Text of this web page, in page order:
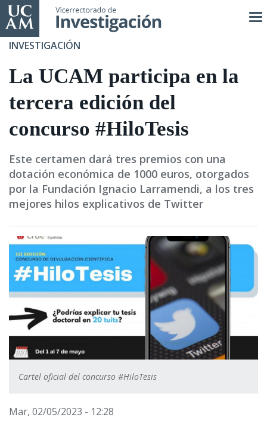
Pasar
al
contenido
INVESTIGACIÓN
La UCAM participa en la
tercera edición del
concurso #HiloTesis
Este certamen dará tres premios con una
dotación económica de 1000 euros, otorgados
por la Fundación Ignacio Larramendi, a los tres
mejores hilos explicativos de Twitter
Cartel oficial del concurso #HiloTesis
Mar, 02/05/2023 - 12:28